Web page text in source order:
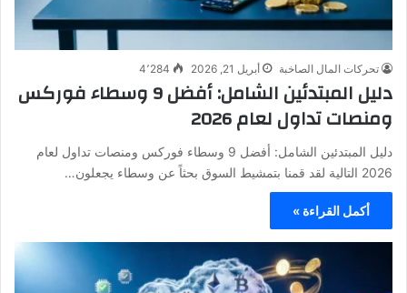
تحركات المال الصاخبة أبريل 21, 2026 4٬284
دليل المبتدئين الشامل: أفضل 9 وسطاء فوركس
ومنصات تداول لعام 2026
دليل المبتدئين الشامل: أفضل 9 وسطاء فوركس ومنصات تداول لعام
2026 التالية لقد قمنا بتمشيط السوق بحثاً عن وسطاء يجعلون…
أكمل القراءة »